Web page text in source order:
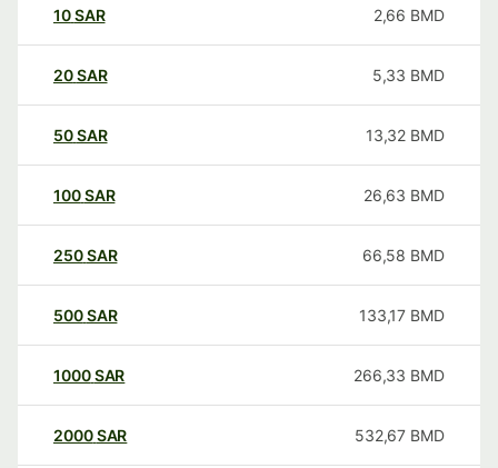
10SAR 2,66 BMD
20SAR 5,33 BMD
50SAR 13,32 BMD
100SAR 26,63 BMD
250SAR 66,58 BMD
500SAR 133,17 BMD
1000SAR 266,33 BMD
2000SAR 532,67 BMD